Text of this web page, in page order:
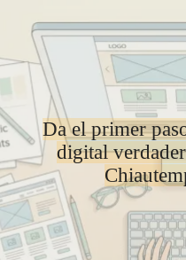
Da el primer
digital